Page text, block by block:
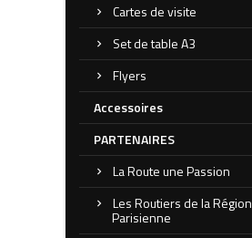
Cartes de visite
Set de table A3
Flyers
Accessoires
PARTENAIRES
La Route une Passion
Les Routiers de la Région
Parisienne